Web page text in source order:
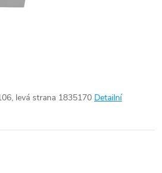
levá strana 1835170 Detailní